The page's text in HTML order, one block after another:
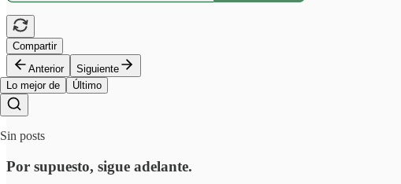
Compartir
Anterior
Siguiente
Lo mejor de
Último
Sin posts
Por supuesto, sigue adelante.